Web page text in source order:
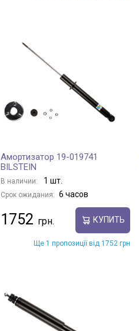
Амортизатор 19-019741
BILSTEIN
В наличии: 1 шт.
Срок ожидания: 6 часов
1752 КУПИТЬ
Ще 1 пропозиції від 1752 грн